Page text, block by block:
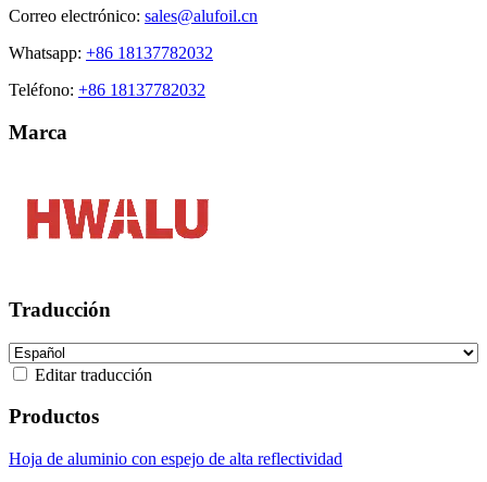
Correo electrónico: sales@alufoil.cn
Whatsapp: +86 18137782032
Teléfono: +86 18137782032
Marca
Traducción
Editar traducción
Productos
Hoja de aluminio con espejo de alta reflectividad